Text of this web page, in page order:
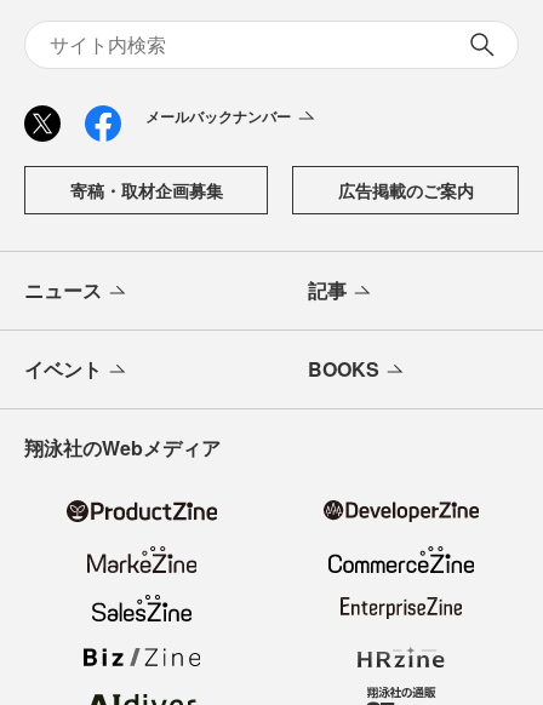
メールバックナンバー
寄稿・取材企画募集 広告掲載のご案内
ニュース 記事
イベント BOOKS
翔泳社のWebメディア